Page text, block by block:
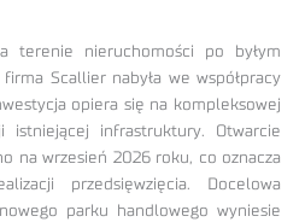
terenie nieruchomości po byłym
Scallier nabyła we współpracy
opiera się na kompleksowej
istniejącej infrastruktury. Otwarcie
na wrzesień 2026 roku, co oznacza
przedsięwzięcia. Docelowa
parku handlowego wyniesie